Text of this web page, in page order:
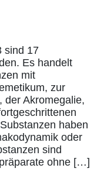
sind 17
Es handelt
mit
zur
der Akromegalie,
haben
oder
sind
ohne […]